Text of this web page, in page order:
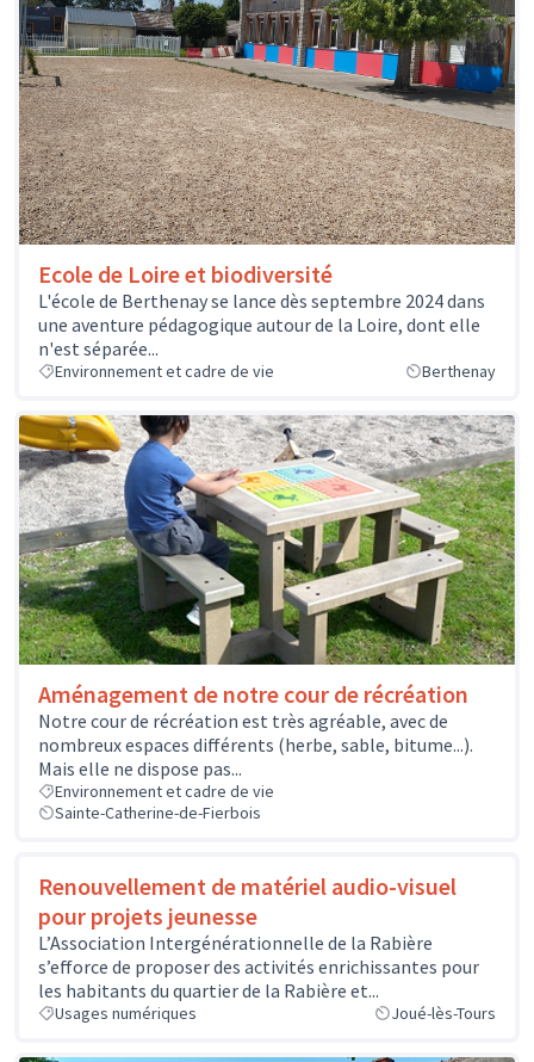
Ecole de Loire et biodiversité
L'école de Berthenay se lance dès septembre 2024 dans
une aventure pédagogique autour de la Loire, dont elle
n'est séparée...
Environnement et cadre de vie Berthenay
Aménagement de notre cour de récréation
Notre cour de récréation est très agréable, avec de
nombreux espaces différents (herbe, sable, bitume...).
Mais elle ne dispose pas...
Environnement et cadre de vie
Sainte-Catherine-de-Fierbois
Renouvellement de matériel audio-visuel
pour projets jeunesse
L’Association Intergénérationnelle de la Rabière
s’efforce de proposer des activités enrichissantes pour
les habitants du quartier de la Rabière et...
Usages numériques Joué-lès-Tours